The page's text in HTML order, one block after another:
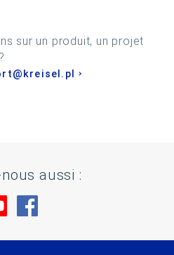
sur un produit, un projet
aussi :
Rendez-nous visite sur